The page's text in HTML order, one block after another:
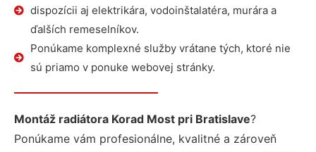
dispozícii aj elektrikára, vodoinštalatéra, murára a
ďalších remeselníkov.
Ponúkame komplexné služby vrátane tých, ktoré nie
sú priamo v ponuke webovej stránky.
Montáž radiátora Korad Most pri Bratislave?
Ponúkame vám profesionálne, kvalitné a zároveň